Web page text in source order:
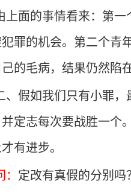
上面的事情看来：第
罪的机会。第二个青
的毛病，结果仍然陷
、假如我们只有小罪
定志每次要战胜一个
有进步。
： 定改有真假的分别吗